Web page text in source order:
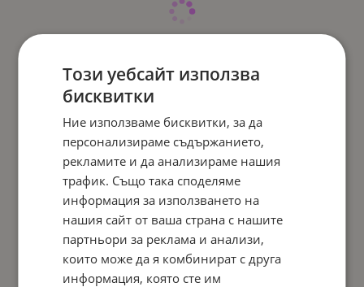
Този уебсайт използва
бисквитки
Ние използваме бисквитки, за да
персонализираме съдържанието,
рекламите и да анализираме нашия
трафик. Също така споделяме
информация за използването на
нашия сайт от ваша страна с нашите
партньори за реклама и анализи,
които може да я комбинират с друга
информация, която сте им